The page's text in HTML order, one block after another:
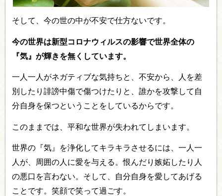
そして、今の世の中が不安で仕方ないです。
今の世界は新型コロナウィルスの影響で世界全体の
『気』が輝きを無くしています。
一人一人がネガティブな気持ちと、不安から、人を差
別したり誹謗中傷で傷つけたりと、誰かを攻撃して自
分自身を保つということをしているからです。
このままでは、平和な世界が失われてしまいます。
世界の『気』を浄化してキラキラさせるには、一人一
人が、周囲の人に愛を与える。恨んだり嫉妬したり人
の悪口を言わない。そして、自分自身を愛してあげる
ことです。笑顔で笑って過ごす。